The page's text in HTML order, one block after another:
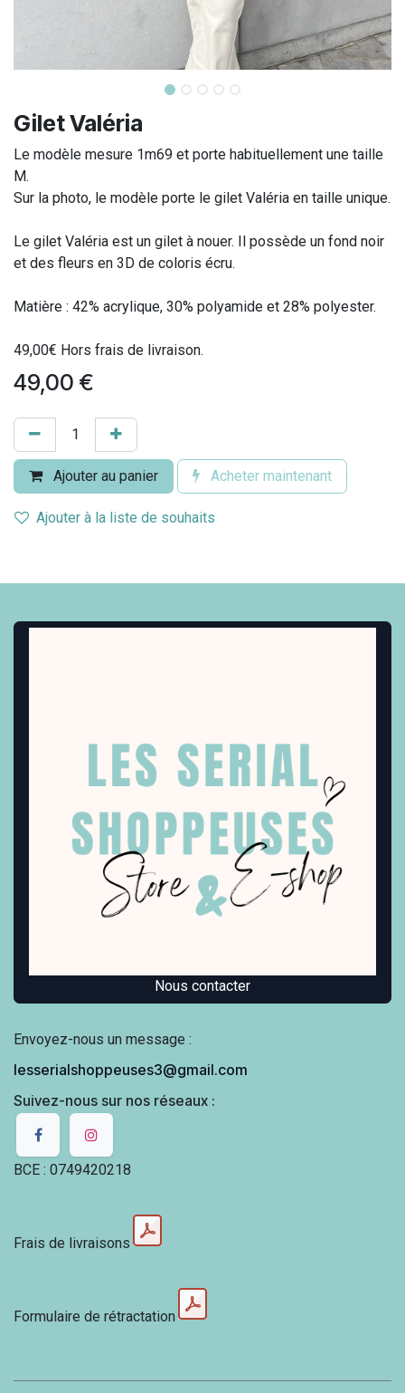
Gilet Valéria
Le modèle mesure 1m69 et porte habituellement une taille
M.
Sur la photo, le modèle porte le gilet Valéria en taille unique.
Le gilet Valéria est un gilet à nouer. Il possède un fond noir
et des fleurs en 3D de coloris écru.
Matière : 42% acrylique, 30% polyamide et 28% polyester.
49,00€ Hors frais de livraison.
49,00 €
Ajouter au panier Acheter maintenant
Ajouter à la liste de souhaits
Nous contacter
Envoyez-nous un message :
lesserialshoppeuses3@gmail.com
Suivez-nous sur nos réseaux :
BCE : 0749420218
Frais de livraisons
Formulaire de rétractation